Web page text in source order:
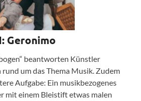
Geronimo
beantworten Künstler
rund um das Thema Musik. Zudem
Aufgabe: Ein musikbezogenes
mit einem Bleistift etwas malen